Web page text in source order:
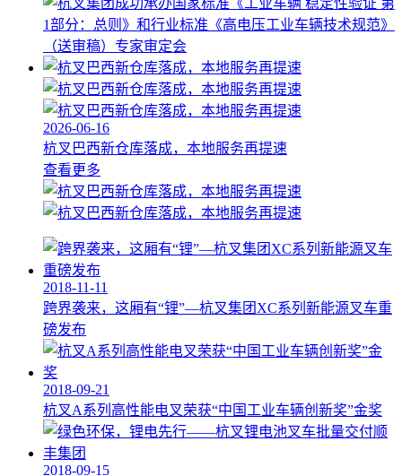
2026-06-16
杭叉巴西新仓库落成，本地服务再提速
查看更多
2018-11-11
跨界袭来，这厢有“锂”—杭叉集团XC系列新能源叉车重
磅发布
2018-09-21
杭叉A系列高性能电叉荣获“中国工业车辆创新奖”金奖
2018-09-15